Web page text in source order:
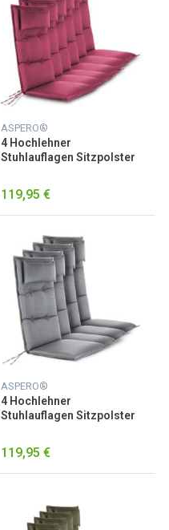
ASPERO®
4 Hochlehner
Stuhlauflagen Sitzpolster
119,95 €
ASPERO®
4 Hochlehner
Stuhlauflagen Sitzpolster
119,95 €